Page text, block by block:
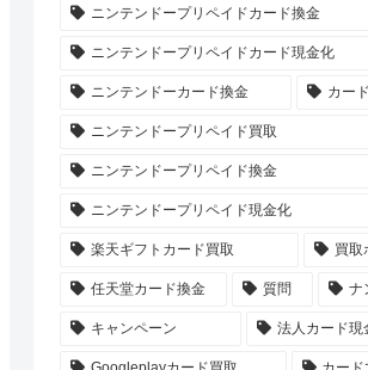
ニンテンドープリペイドカード換金
ニンテンドープリペイドカード現金化
ニンテンドーカード換金 カー
ニンテンドープリペイド買取
ニンテンドープリペイド換金
ニンテンドープリペイド現金化
楽天ギフトカード買取 買取
任天堂カード換金 質問 ナ
キャンペーン 法人カード現